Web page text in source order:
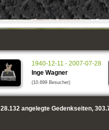
1940-12-11 - 2007-07-28
Inge Wagner
(10.699 Besucher)
28.132angelegte Gedenkseiten,